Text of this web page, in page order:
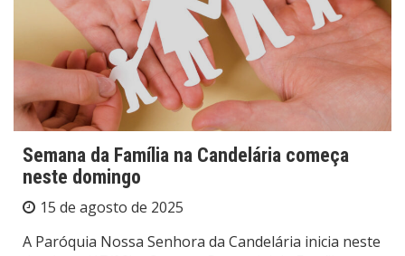
Semana da Família na Candelária começa
neste domingo
15 de agosto de 2025
A Paróquia Nossa Senhora da Candelária inicia neste